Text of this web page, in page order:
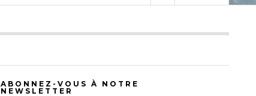
ABONNEZ-VOUS À NOTRE
NEWSLETTER